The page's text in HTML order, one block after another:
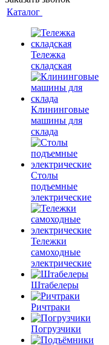
Каталог
Тележка
складская
Клининговые
машины для
склада
Столы
подъемные
электрические
Тележки
самоходные
электрические
Штабелеры
Ричтраки
Погрузчики